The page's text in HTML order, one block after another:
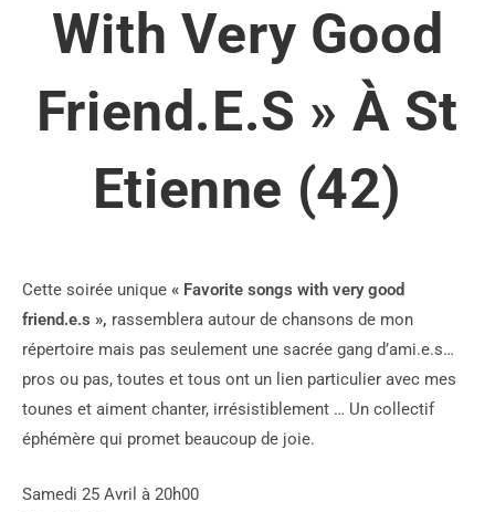
With Very Good
Friend.e.s » À St
Etienne (42)
Cette soirée unique « Favorite songs with very good
friend.e.s », rassemblera autour de chansons de mon
répertoire mais pas seulement une sacrée gang d’ami.e.s…
pros ou pas, toutes et tous ont un lien particulier avec mes
tounes et aiment chanter, irrésistiblement … Un collectif
éphémère qui promet beaucoup de joie.
Samedi 25 Avril à 20h00